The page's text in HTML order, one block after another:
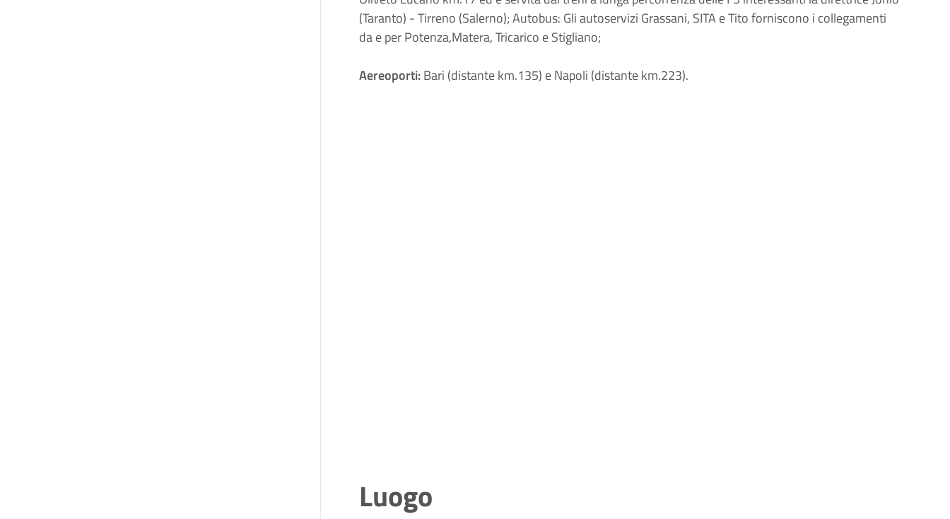
(Taranto) - Tirreno (Salerno); Autobus: Gli autoservizi Grassani, SITA e Tito forniscono i collegamenti
da e per Potenza,Matera, Tricarico e Stigliano;
Aereoporti:Bari (distante km.135) e Napoli (distante km.223).
Luogo